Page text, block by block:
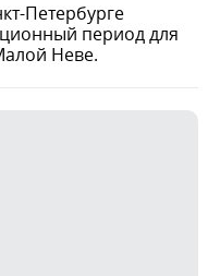
Петербурге
период для
Неве.